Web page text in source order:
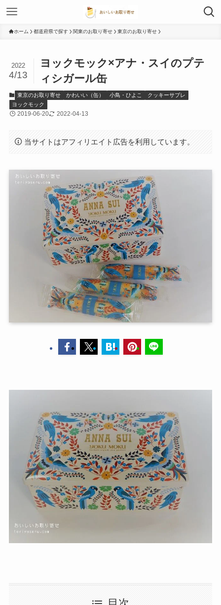
ホーム 都道府県で探す 関東のお取り寄せ 東京のお取り寄せ
ヨックモック×アナ・スイのプテ
ィシガール缶
2022
4/13
東京のお取り寄せ かわいい（缶） 小鳥・ひよこ
クッキーサブレ
ヨックモック
2019-06-20 2022-04-13
当サイトはアフィリエイト広告を利用しています。